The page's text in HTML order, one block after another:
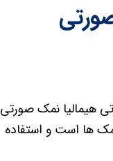
هیمالیا نمک صورتی
ها است و استفاده